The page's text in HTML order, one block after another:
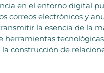
en el entorno digital
correos electrónicos y
la esencia de la
herramientas
construcción de